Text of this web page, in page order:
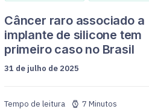
Câncer raro associado a
implante de silicone tem
primeiro caso no Brasil
31 de julho de 2025
7 Minutos